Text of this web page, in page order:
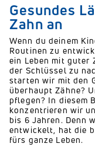
Gesundes
Zahn an
Wenn du deinem
Routinen zu
ein Leben mit guter
der Schlüssel zu
starten wir mit den
überhaupt Zähne?
pflegen? In diesem
konzentrieren wir
bis 6 Jahren. Denn
entwickelt, hat die
fürs ganze Leben.